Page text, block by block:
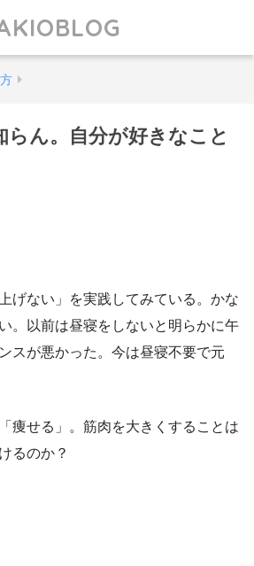
らん。自分が好きなこと
げない」を実践してみている。かな
。以前は昼寝をしないと明らかに午
スが悪かった。今は昼寝不要で元
痩せる」。筋肉を大きくすることは
るのか？